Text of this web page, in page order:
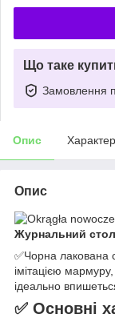
Що таке
Замовлення
Опис
Опис
Журнальний
✅Чорна лакована
імітацією
ідеально
✅ Основні